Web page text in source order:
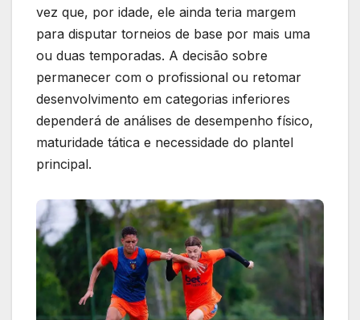
vez que, por idade, ele ainda teria margem
para disputar torneios de base por mais uma
ou duas temporadas. A decisão sobre
permanecer com o profissional ou retomar
desenvolvimento em categorias inferiores
dependerá de análises de desempenho físico,
maturidade tática e necessidade do plantel
principal.